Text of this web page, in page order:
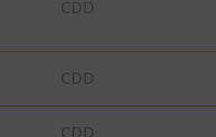
CDD
CDD
CDD